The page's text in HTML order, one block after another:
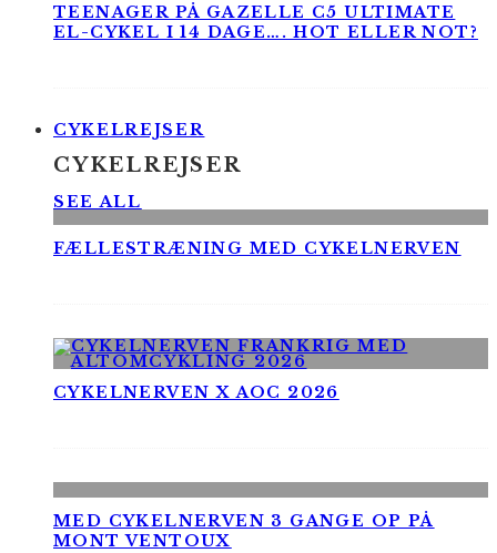
TEENAGER PÅ GAZELLE C5 ULTIMATE
EL-CYKEL I 14 DAGE…. HOT ELLER NOT?
CYKELREJSER
CYKELREJSER
SEE ALL
FÆLLESTRÆNING MED CYKELNERVEN
CYKELNERVEN X AOC 2026
MED CYKELNERVEN 3 GANGE OP PÅ
MONT VENTOUX